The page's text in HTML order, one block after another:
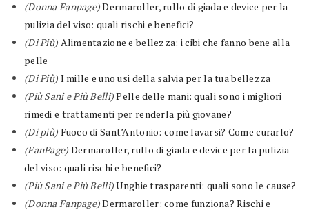
(Donna Fanpage)Dermaroller, rullo di giada e device per la
pulizia del viso: quali rischi e benefici?
(Di Più) Alimentazione e bellezza: i cibi che fanno bene alla
pelle
(Di Più) I mille e uno usi della salvia per la tua bellezza
(Più Sani e Più Belli)Pelle delle mani: quali sono i migliori
rimedi e trattamenti per renderla più giovane?
(Di più) Fuoco di Sant’Antonio: come lavarsi? Come curarlo?
(FanPage) Dermaroller, rullo di giada e device per la pulizia
del viso: quali rischi e benefici?
(Più Sani e Più Belli)Unghie trasparenti: quali sono le cause?
(Donna Fanpage)Dermaroller: come funziona? Rischi e